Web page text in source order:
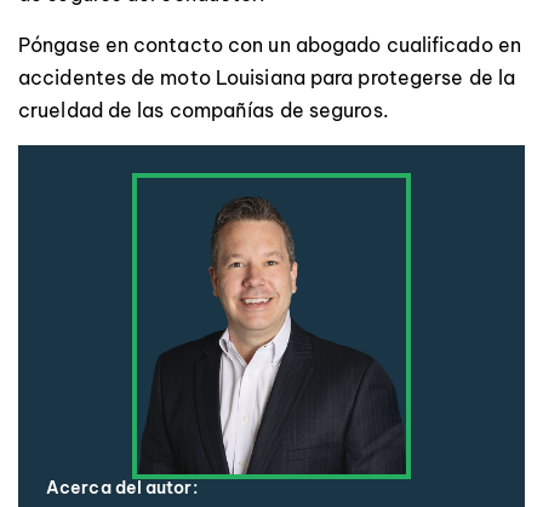
Póngase en contacto con un abogado cualificado en
accidentes de moto Louisiana para protegerse de la
crueldad de las compañías de seguros.
Acerca del autor: